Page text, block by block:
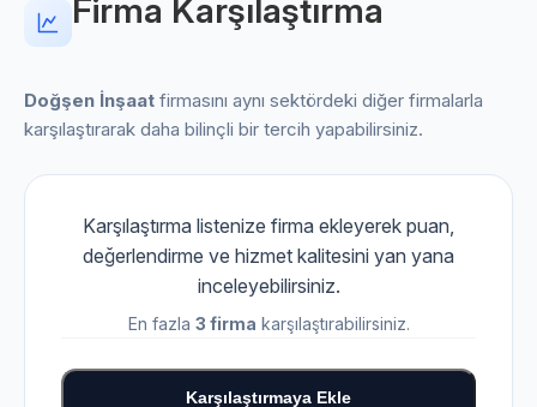
Firma Karşılaştırma
Doğşen İnşaat firmasını aynı sektördeki diğer firmalarla
karşılaştırarak daha bilinçli bir tercih yapabilirsiniz.
Karşılaştırma listenize firma ekleyerek puan,
değerlendirme ve hizmet kalitesini yan yana
inceleyebilirsiniz.
En fazla 3 firma karşılaştırabilirsiniz.
Karşılaştırmaya Ekle